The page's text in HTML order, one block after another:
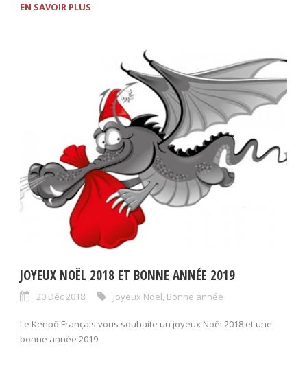
EN SAVOIR PLUS
JOYEUX NOËL 2018 ET BONNE ANNÉE 2019
20 Déc 2018 Joyeux Noël, Bonne année
Le Kenpô Français vous souhaite un joyeux Noël 2018 et une
bonne année 2019